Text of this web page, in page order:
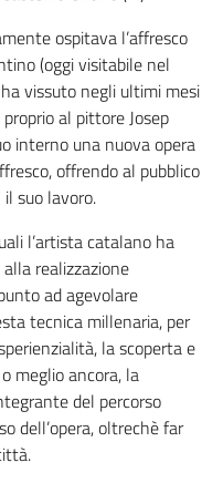
ospitava l’affresco
(oggi visitabile nel
vissuto negli ultimi mesi
al pittore Josep
interno una nuova opera
offrendo al pubblico
suo lavoro.
l’artista catalano ha
realizzazione
ad agevolare
tecnica millenaria, per
la scoperta e
meglio ancora, la
del percorso
dell’opera, oltrechè far